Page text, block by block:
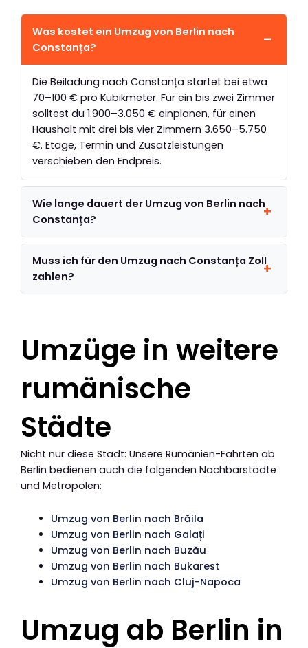
Was kostet ein Umzug von Berlin nach
Constanța?
Die Beiladung nach Constanța startet bei etwa
70–100 € pro Kubikmeter. Für ein bis zwei Zimmer
solltest du 1.900–3.050 € einplanen, für einen
Haushalt mit drei bis vier Zimmern 3.650–5.750
€. Etage, Termin und Zusatzleistungen
verschieben den Endpreis.
Wie lange dauert der Umzug von Berlin nach
Constanța?
Muss ich für den Umzug nach Constanța Zoll
zahlen?
Umzüge in weitere
rumänische
Städte
Nicht nur diese Stadt: Unsere Rumänien-Fahrten ab
Berlin bedienen auch die folgenden Nachbarstädte
und Metropolen:
Umzug von Berlin nach Brăila
Umzug von Berlin nach Galați
Umzug von Berlin nach Buzău
Umzug von Berlin nach Bukarest
Umzug von Berlin nach Cluj-Napoca
Umzug ab Berlin in